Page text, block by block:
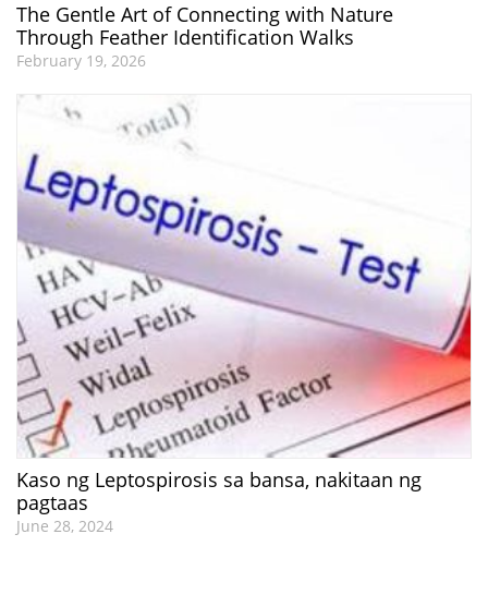
The Gentle Art of Connecting with Nature
Through Feather Identification Walks
February 19, 2026
Kaso ng Leptospirosis sa bansa, nakitaan ng
pagtaas
June 28, 2024